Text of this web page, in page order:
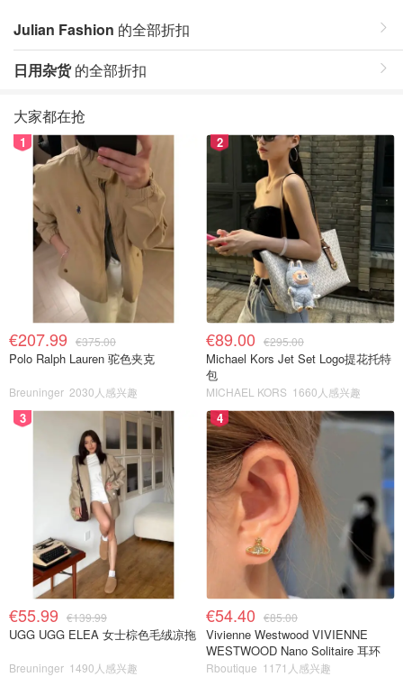
Julian Fashion 的全部折扣
日用杂货的全部折扣
大家都在抢
1
€207.99 €375.00
Polo Ralph Lauren 驼色夹克
Breuninger 2030人感兴趣
2
€89.00 €295.00
Michael Kors Jet Set Logo提花托特
包
MICHAEL KORS 1660人感兴趣
3
€55.99 €139.99
UGG UGG ELEA 女士棕色毛绒凉拖
Breuninger 1490人感兴趣
4
€54.40 €85.00
Vivienne Westwood VIVIENNE
WESTWOOD Nano Solitaire 耳环
Rboutique 1171人感兴趣